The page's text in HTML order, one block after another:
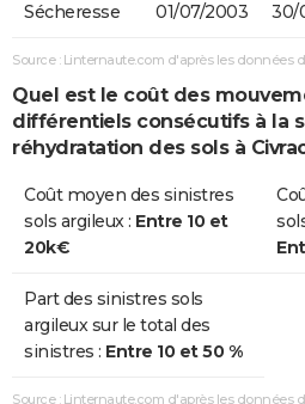
Sécheresse 01/07/2003 30/
Source : Linternaute.com d'après les données
Quel est le coût des
différentiels consécutifs à la
réhydratation des sols à
Coût moyen des sinistres
sols argileux : Entre 10 et
20k€
Part des sinistres sols
argileux sur le total des
sinistres : Entre 10 et 50 %
Source : Linternaute.com d'après les données